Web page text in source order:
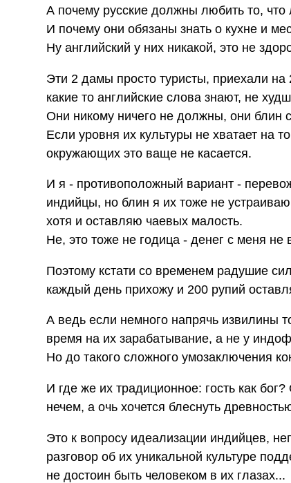
А почему русские должны любить то,
И почему они обязаны знать о кухне и
Ну английский у них никакой, это не
Эти 2 дамы просто туристы, приехали
какие то английские слова знают, не
Они никому ничего не должны, они блин
Если уровня их культуры не хватает на
окружающих это ваще не касается.
И я - противоположный вариант -
индийцы, но блин я их тоже не
хотя и оставляю чаевых малость.
Не, это тоже не годица - денег с меня не
Поэтому кстати со временем радушие
каждый день прихожу и 200 рупий
А ведь если немного напрячь извилины
время на их зарабатывание, а не у
Но до такого сложного умозаключения
И где же их традиционное: гость как
нечем, а очь хочется блеснуть
Это к вопросу идеализации индийцев,
разговор об их уникальной культуре
не достоин быть человеком в их глазах...